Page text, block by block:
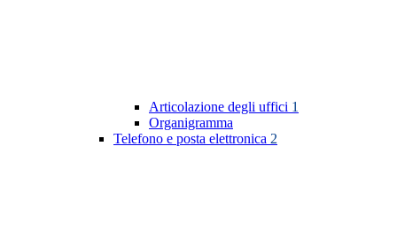
Articolazione degli uffici 1
Organigramma
Telefono e posta elettronica 2